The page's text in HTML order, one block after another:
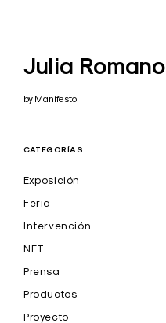
Julia Romano
by Manifesto
CATEGORÍAS
Exposición
Feria
Intervención
NFT
Prensa
Productos
Proyecto